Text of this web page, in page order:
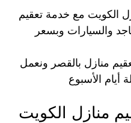
الكويت مع خدمة تعقيم
والسيارات وبسعر
منازل بالقصر ونعمل
أيام الأسبوع
منازل الكويت